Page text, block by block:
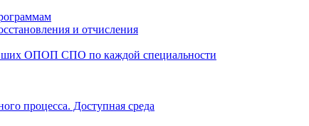
и отчисления
ОПОП СПО по каждой специальности
процесса. Доступная среда